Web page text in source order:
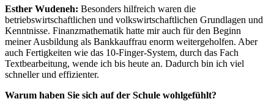
Esther Wudeneh: Besonders hilfreich waren die
betriebswirtschaftlichen und volkswirtschaftlichen Grundlagen und
Kenntnisse. Finanzmathematik hatte mir auch für den Beginn
meiner Ausbildung als Bankkauffrau enorm weitergeholfen. Aber
auch Fertigkeiten wie das 10-Finger-System, durch das Fach
Textbearbeitung, wende ich bis heute an. Dadurch bin ich viel
schneller und effizienter.
Warum haben Sie sich auf der Schule wohlgefühlt?